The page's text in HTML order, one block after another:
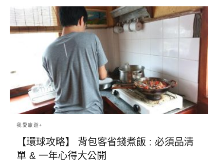
我愛旅遊+
【環球攻略】 背包客省錢煮飯 : 必須品清
單 & 一年心得大公開